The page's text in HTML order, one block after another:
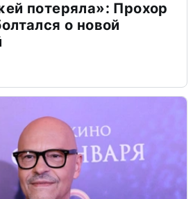
потеряла»: Прохор
о новой